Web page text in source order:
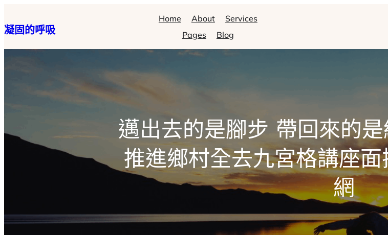
至
主
凝固的呼吸
Home About
Services
Pages
Blog
邁出去的是腳步 帶回來的
推進鄉村全去九宮格講座
網